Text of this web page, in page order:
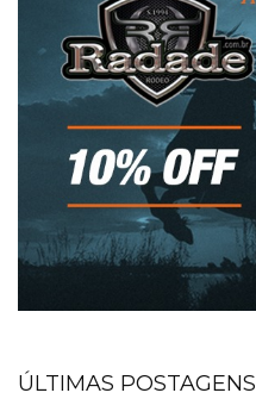
ÚLTIMAS POSTAGENS